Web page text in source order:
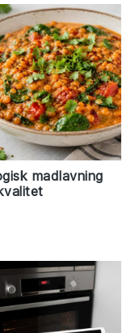
madlavning